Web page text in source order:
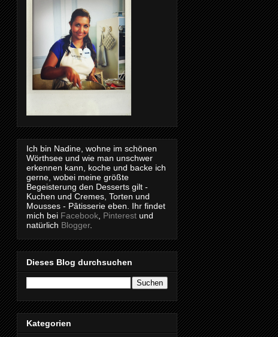
Ich bin Nadine, wohne im schönen
Wörthsee und wie man unschwer
erkennen kann, koche und backe ich
gerne, wobei meine größte
Begeisterung den Desserts gilt -
Kuchen und Cremes, Torten und
Mousses - Pâtisserie eben. Ihr findet
mich bei Facebook, Pinterest und
natürlich Blogger.
Dieses Blog durchsuchen
Kategorien